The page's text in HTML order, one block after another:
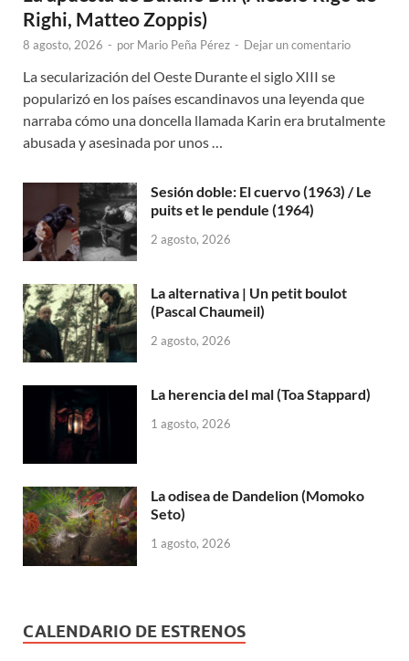
Righi, Matteo Zoppis)
8 agosto, 2026 - por Mario Peña Pérez - Dejar un comentario
La secularización del Oeste Durante el siglo XIII se
popularizó en los países escandinavos una leyenda que
narraba cómo una doncella llamada Karin era brutalmente
abusada y asesinada por unos …
Sesión doble: El cuervo (1963) / Le
puits et le pendule (1964)
2 agosto, 2026
La alternativa | Un petit boulot
(Pascal Chaumeil)
2 agosto, 2026
La herencia del mal (Toa Stappard)
1 agosto, 2026
La odisea de Dandelion (Momoko
Seto)
1 agosto, 2026
CALENDARIO DE ESTRENOS